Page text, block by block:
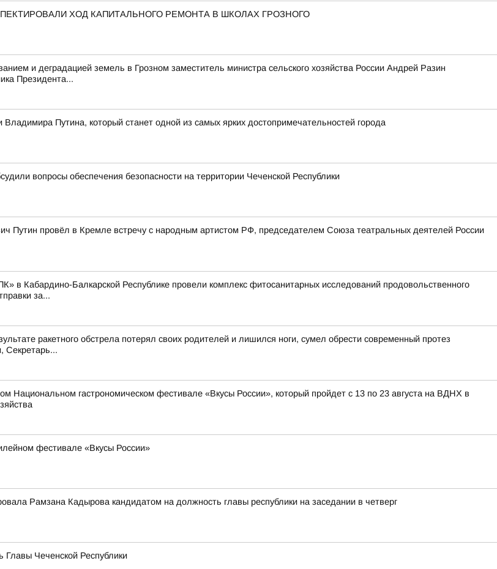
ХОД КАПИТАЛЬНОГО РЕМОНТА В ШКОЛАХ ГРОЗНОГО
и деградацией земель в Грозном заместитель министра сельского хозяйства России Андрей Разин
Президента...
Путина, который станет одной из самых ярких достопримечательностей города
вопросы обеспечения безопасности на территории Чеченской Республики
Путин провёл в Кремле встречу с народным артистом РФ, председателем Союза театральных деятелей России
Кабардино-Балкарской Республике провели комплекс фитосанитарных исследований продовольственного
за...
ракетного обстрела потерял своих родителей и лишился ноги, сумел обрести современный протез
Секретарь...
Национальном гастрономическом фестивале «Вкусы России», который пройдет с 13 по 23 августа на ВДНХ в
фестивале «Вкусы России»
Рамзана Кадырова кандидатом на должность главы республики на заседании в четверг
Главы Чеченской Республики